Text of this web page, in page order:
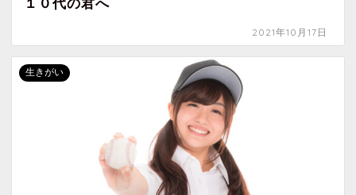
１０代の君へ
2021年10月17日
生きがい